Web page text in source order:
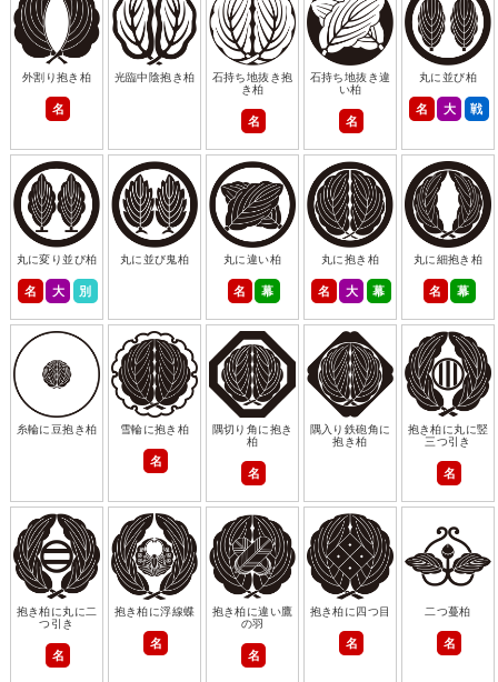
外割り抱き柏
名
光臨中陰抱き柏
石持ち地抜き抱
き柏
名
石持ち地抜き違
い柏
名
丸に並び柏
名 大 戦
丸に変り並び柏
名 大 別
丸に並び鬼柏 丸に違い柏
名 幕
丸に抱き柏
名 大 幕
丸に細抱き柏
名 幕
糸輪に豆抱き柏 雪輪に抱き柏
名
隅切り角に抱き
柏
名
隅入り鉄砲角に
抱き柏
抱き柏に丸に竪
三つ引き
名
抱き柏に丸に二
つ引き
名
抱き柏に浮線蝶
名
抱き柏に違い鷹
の羽
名
抱き柏に四つ目
名
二つ蔓柏
名